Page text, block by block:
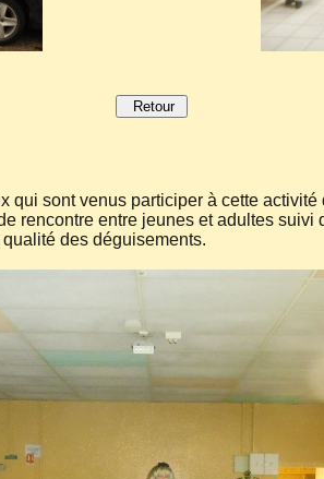
Retour
qui sont venus participer à cette
rencontre entre jeunes et adultes suivi
des déguisements.